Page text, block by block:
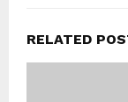
RELATED